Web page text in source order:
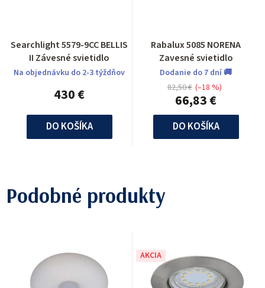
Searchlight 5579-9CC BELLIS
II Závesné svietidlo
Na objednávku do 2-3 týždňov
430 €
DO KOŠÍKA
Rabalux 5085 NORENA
Zavesné svietidlo
Dodanie do 7 dní 🚚
66,83 €
82,50 € (–18 %)
DO KOŠÍKA
Podobné produkty
AKCIA